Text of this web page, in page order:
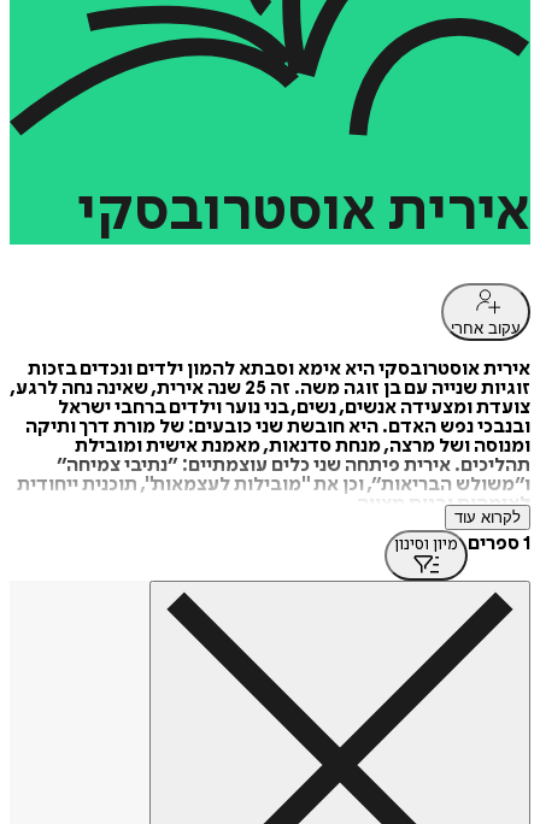
אירית אוסטרובסקי
עקוב אחרי
אירית אוסטרובסקי היא אימא וסבתא להמון ילדים ונכדים בזכות
זוגיות שנייה עם בן זוגה משה. זה 25 שנה אירית, שאינה נחה לרגע,
צועדת ומצעידה אנשים, נשים, בני נוער וילדים ברחבי ישראל
ובנבכי נפש האדם. היא חובשת שני כובעים: של מורת דרך ותיקה
ומנוסה ושל מרצה, מנחת סדנאות, מאמנת אישית ומובילת
תהליכים. אירית פיתחה שני כלים עוצמתיים: ״נתיבי צמיחה״
ו״משולש הבריאות״, וכן את "מובילות לעצמאות", תוכנית ייחודית
לאימהות ובנות מצווה.
לקרוא עוד
1 ספרים מיון וסינון